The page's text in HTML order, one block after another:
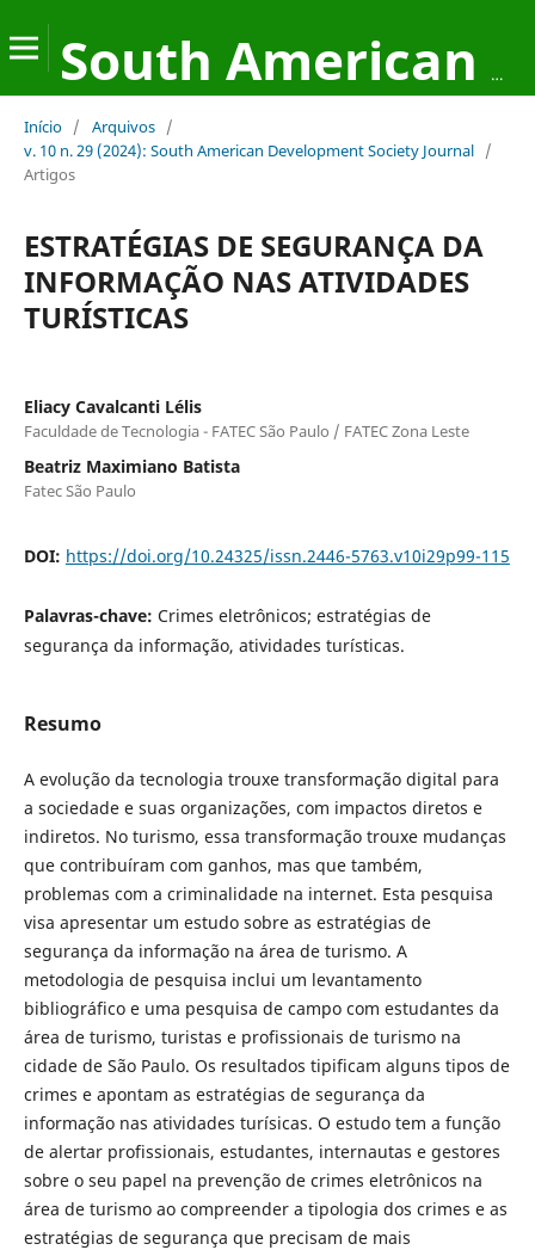
South American Development Society Journal
Início / Arquivos /
v. 10 n. 29 (2024): South American Development Society Journal /
Artigos
ESTRATÉGIAS DE SEGURANÇA DA
INFORMAÇÃO NAS ATIVIDADES
TURÍSTICAS
Eliacy Cavalcanti Lélis
Faculdade de Tecnologia - FATEC São Paulo / FATEC Zona Leste
Beatriz Maximiano Batista
Fatec São Paulo
DOI: https://doi.org/10.24325/issn.2446-5763.v10i29p99-115
Palavras-chave: Crimes eletrônicos; estratégias de
segurança da informação, atividades turísticas.
Resumo
A evolução da tecnologia trouxe transformação digital para
a sociedade e suas organizações, com impactos diretos e
indiretos. No turismo, essa transformação trouxe mudanças
que contribuíram com ganhos, mas que também,
problemas com a criminalidade na internet. Esta pesquisa
visa apresentar um estudo sobre as estratégias de
segurança da informação na área de turismo. A
metodologia de pesquisa inclui um levantamento
bibliográfico e uma pesquisa de campo com estudantes da
área de turismo, turistas e profissionais de turismo na
cidade de São Paulo. Os resultados tipificam alguns tipos de
crimes e apontam as estratégias de segurança da
informação nas atividades turísicas. O estudo tem a função
de alertar profissionais, estudantes, internautas e gestores
sobre o seu papel na prevenção de crimes eletrônicos na
área de turismo ao compreender a tipologia dos crimes e as
estratégias de segurança que precisam de mais